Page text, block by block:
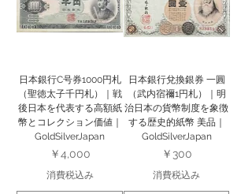
日本銀行C号券1000円札
（聖徳太子千円札）｜戦
後日本を代表する高額紙
幣とコレクション価値｜
GoldSilverJapan
価格
￥4,000
消費税込み
日本銀行兌換銀券 一圓
（武内宿禰1円札）｜明
治日本の貨幣制度を象徴
する歴史的紙幣 美品｜
GoldSilverJapan
価格
￥300
消費税込み